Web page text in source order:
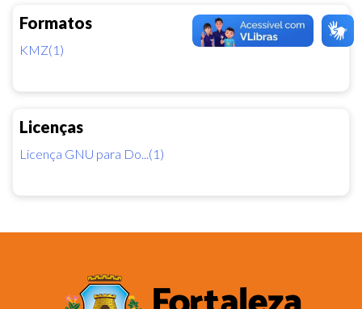
Formatos
KMZ(1)
Licenças
Licença GNU para Do...(1)